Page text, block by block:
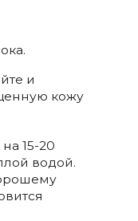
и
кожу
15-20
водой.